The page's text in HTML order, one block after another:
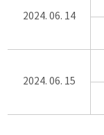
2024. 06. 14
2024. 06. 15